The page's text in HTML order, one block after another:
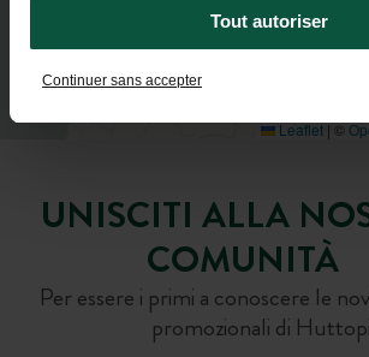
Tout autoriser
Continuer sans accepter
Leaflet|©
UNISCITI ALLA
COMUNITÀ
Per essere i primi a conoscere le
promozionali di